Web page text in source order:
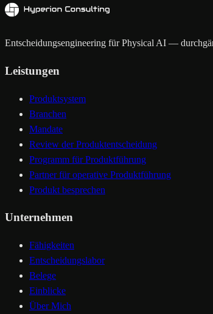
Entscheidungsengineering für Physical AI —
Leistungen
Produktsystem
Branchen
Mandate
Review der Produktentscheidung
Programm für Produktführung
Partner für operative Produktführung
Produkt besprechen
Unternehmen
Fähigkeiten
Entscheidungslabor
Belege
Einblicke
Über Mich